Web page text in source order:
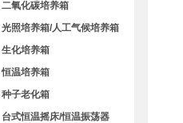
二氧化碳培养箱
光照培养箱/人工气候培养箱
生化培养箱
恒温培养箱
种子老化箱
台式恒温摇床/恒温振荡器